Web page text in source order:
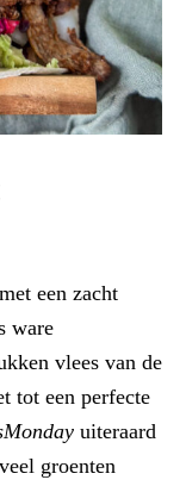
een zacht
ware
vlees van de
tot een perfecte
uiteraard
groenten